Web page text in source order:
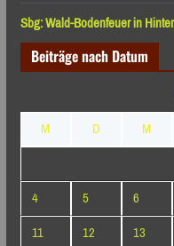
Sbg: Wald-Bodenfeuer in
Beiträge nach Datum
M
D M
4
5 6
11
12 13